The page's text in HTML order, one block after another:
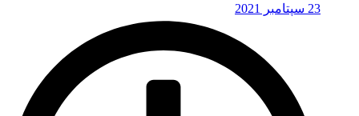
23 سپتامبر 2021